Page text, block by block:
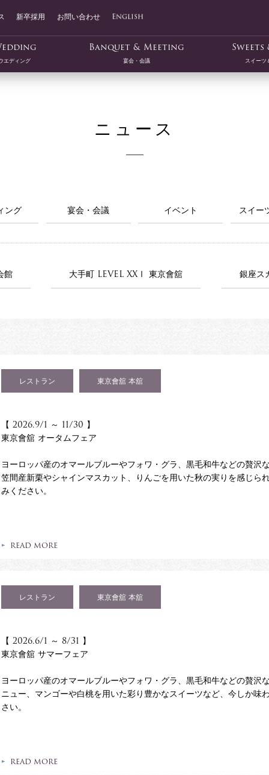
新卒採用 お問い合わせ English
エディング
Banquet & Meeting
宴会・会議 スイーツ
ニュース
ング 宴会・会議 イベント スイー
館 大手町 LEVEL XXⅠ 東京會舘 銀座ス
レストラン 東京會舘 本舘
【 2026.9/1 ～ 11/30 】
東京會舘 オータムフェア
ヨーロッパ産のオマールブルーやフォワ・グラ、黒毛和牛などの贅
笠間産新栗やシャインマスカット、りんごを用いた秋の実りを感じ
みください。
READ MORE
レストラン 東京會舘 本舘
【 2026.6/1 ～ 8/31 】
東京會舘 サマーフェア
ヨーロッパ産のオマールブルーやフォワ・グラ、黒毛和牛などの贅
ニュー、マンゴーや白桃を用いた彩り豊かなスイーツなど、今しか
さい。
READ MORE